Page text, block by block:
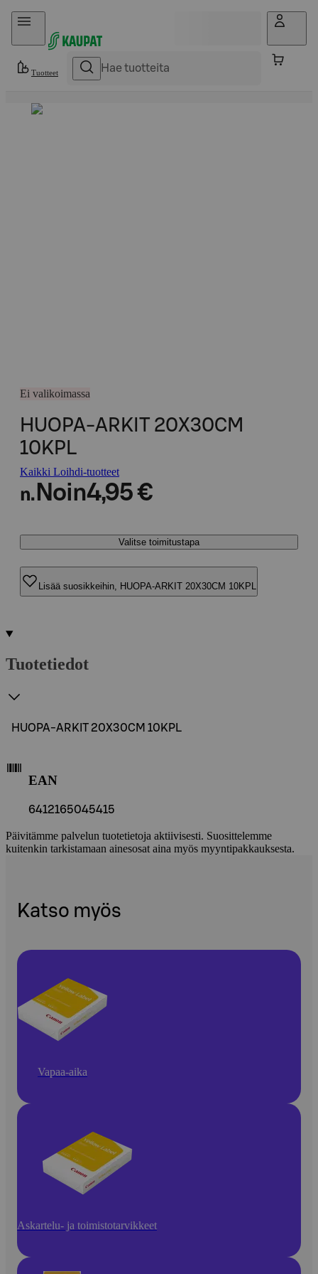
Hyppää sisältöön
Tuotteet
Ei valikoimassa
HUOPA-ARKIT 20X30CM
10KPL
Kaikki Loihdi-tuotteet
n. Noin4,95 €
Valitse toimitustapa
Lisää suosikkeihin, HUOPA-ARKIT 20X30CM 10KPL
Tuotetiedot
HUOPA-ARKIT 20X30CM 10KPL
EAN
6412165045415
Päivitämme palvelun tuotetietoja aktiivisesti. Suosittelemme
kuitenkin tarkistamaan ainesosat aina myös myyntipakkauksesta.
Katso myös
Vapaa-aika
Askartelu- ja toimistotarvikkeet